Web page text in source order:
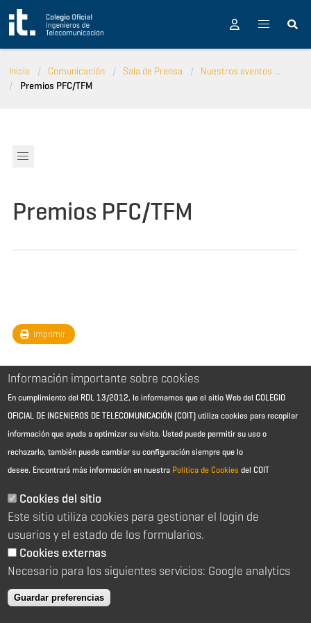
Pasar al contenido principal
Inicio Comunicación Sala de Prensa
Nuestros eventos ...
Premios PFC/TFM
Premios PFC/TFM
Imprimir
Aviso Legal - Información general
Política de cookies
Política de reembolso
Sitemap
C/ Almagro 2 1º Izqda 28010 Madrid
91 391 10 66
coit@coit.es
Información importante sobre cookies
En cumplimiento del RDL 13/2012, le informamos que el sitio Web del COLEGIO
OFICIAL DE INGENIEROS DE TELECOMUNICACIÓN (COIT) utiliza cookies para recopilar
información que ayuda a optimizar su visita. Usted puede permitir su uso o
rechazarlo, también puede cambiar su configuración siempre que lo
desee. Encontrará más información en nuestra Política de Cookies del COIT
Cookies del sitio
Este sitio utiliza cookies para gestionar el login de
usuarios y el estado de los formularios.
Cookies externas
Necesario para los siguientes servicios: Google analytics
Guardar preferencias